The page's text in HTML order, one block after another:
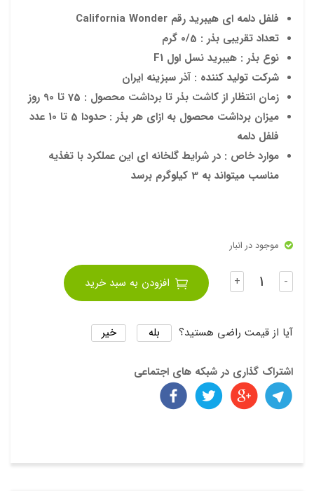
گل زاموفیلیا
گل ارکیده
گل کروتون
بذر گل جعفری
بذر کاکتوس
بذر چمن
بذر سایر گل های زینتی
بذر کدو
بذر فلفل
بذر پیاز
بذر فیسالیس
بذر خیار
بذر تره
بذر مرزه
بذر شوید
بذر سنبل الطیب
بذر شیرین بیان
بذر کاسنی
بذر عمده صیفی جات
بذر عمده سبزیجات
بذر عمده گل های زینتی
سایر پیازها
سم کنه کش
سم علف کش
کود گلخانه‌ای
کود کشاورزی
کود NPK
کود مایع
هورمون های گیاهی
خاک بونسای
خاک بنفشه آفریقایی
ورمیکولیت
کوکوپیت
پیت ماس
پوکه
گلدان پلاستیکی
ابزار باغبانی
لوازم آبیاری و تجهیزات باغبانی
قیچی باغبانی
بیلچه باغبانی
چنگک باغبانی
شن کش باغبانی
دستکش باغبانی
آموزش
وبلاگ
ویدیو
فلفل دلمه ای هیبرید رقم California Wonder
تعداد تقریبی بذر : 0/5 گرم
نوع بذر : هیبرید نسل اول F1
شرکت تولید کننده : آذر سبزینه ایران
زمان انتظار از کاشت بذر تا برداشت محصول : 75 تا 90 روز
میزان برداشت محصول به ازای هر بذر : حدودا 5 تا 10 عدد
فلفل دلمه
موارد خاص : در شرایط گلخانه ای این عملکرد با تغذیه
مناسب میتواند به 3 کیلوگرم برسد
موجود در انبار
- تعداد + افزودن به سبد خرید
آیا از قیمت راضی هستید؟ بله خیر
اشتراک گذاری در شبکه های اجتماعی